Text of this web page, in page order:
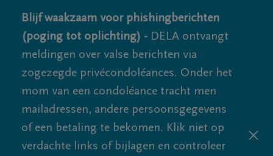
Blijf waakzaam voor phishingberichten
(poging tot oplichting) - DELA ontvangt
meldingen over valse berichten via
zogezegde privécondoléances. Onder het
mom van een condoléance tracht men
mailadressen, andere persoonsgegevens
of een betaling te bekomen. Klik niet op
verdachte links of bijlagen en controleer